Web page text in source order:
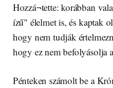
Hozzá¬tette: korábban
ízű" élelmet is, és kaptak
hogy nem tudják
hogy ez nem befolyásolja
Pénteken számolt be a